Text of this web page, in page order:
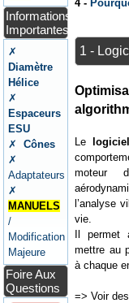
Informations
Importantes
✗
Diamètre
Hélice
✗
Espaceurs
ESU
✗
Cônes
✗
Adaptateurs
✗
MANUELS
/
Modification
Majeure
Foire Aux
Questions
4 -
1 -
Le
moteur
l’analyse
vie.
Il permet
mettre au
à chaque
=> Voir